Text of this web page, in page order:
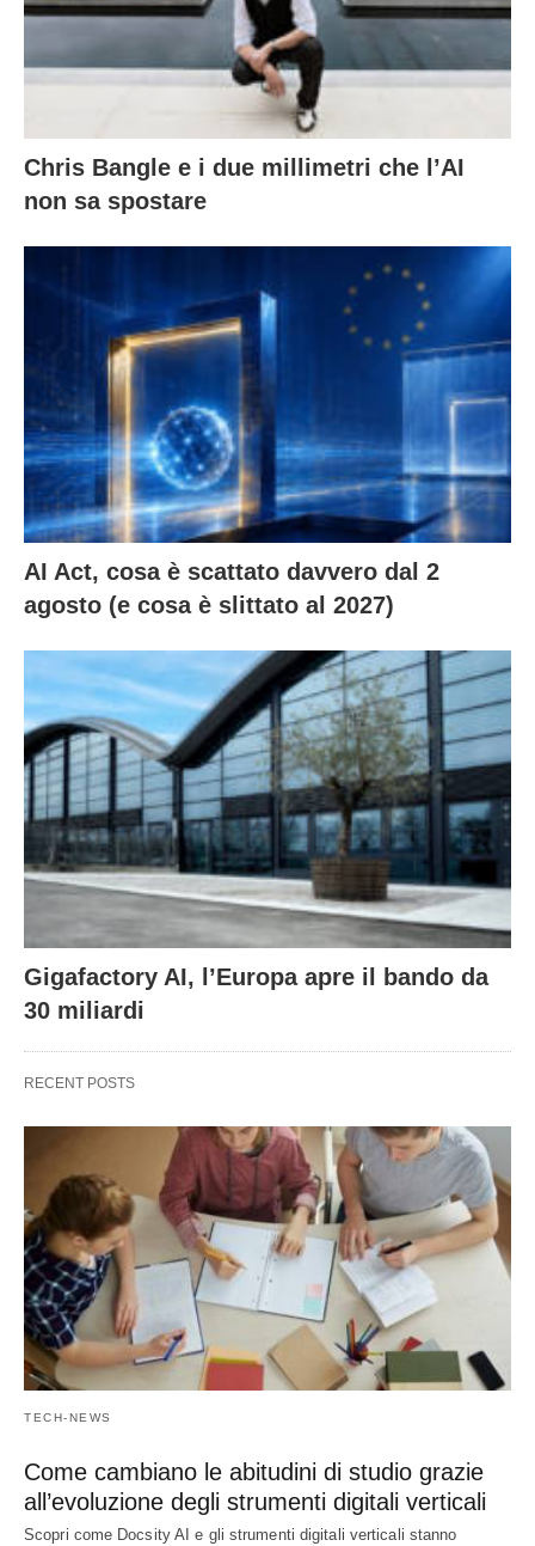
Chris Bangle e i due millimetri che l’AI
non sa spostare
AI Act, cosa è scattato davvero dal 2
agosto (e cosa è slittato al 2027)
Gigafactory AI, l’Europa apre il bando da
30 miliardi
RECENT POSTS
TECH-NEWS
Come cambiano le abitudini di studio grazie
all’evoluzione degli strumenti digitali verticali
Scopri come Docsity AI e gli strumenti digitali verticali stanno